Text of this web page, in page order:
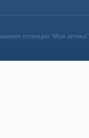
потенции “Моя